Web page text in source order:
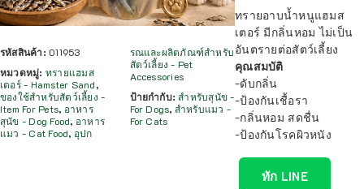
รหัสสินค้า: 011953
หมวดหมู่: ทรายแฮมส
เตอร์ - Hamster Sand,
ของใช้สำหรับสัตว์เลี้ยง -
Item For Pets, อาหาร
สุนัข - Dog Food, อาหาร
แมว - Cat Food, อุปก
รณและผลิตภัณฑ์สำหรับ
สัตว์เลี้ยง - Pet
Accessories
ป้ายกำกับ:สำหรับสุนัข -
For Dogs, สำหรับแมว -
For Cats
ทรายอาบน้ำหนูแฮมส
เตอร์ มีกลิ่นหอม ไม่เป็น
อันตรายต่อสัตว์เลี้ยง
คุณสมบัติ
-ดับกลิ่น
-ป้องกันเชื้อรา
-กลิ่นหอม สดชื่น
-ป้องกันโรคผิวหนัง
ทัก LINE